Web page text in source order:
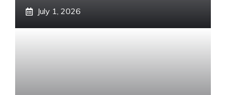
July 1, 2026